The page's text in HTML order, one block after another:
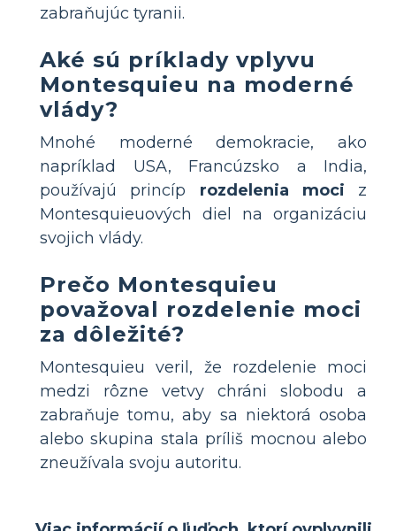
zabraňujúc tyranii.
Aké sú príklady vplyvu
Montesquieu na moderné
vlády?
Mnohé moderné demokracie, ako
napríklad USA, Francúzsko a India,
používajú princíp rozdelenia moci z
Montesquieuových diel na organizáciu
svojich vlády.
Prečo Montesquieu
považoval rozdelenie moci
za dôležité?
Montesquieu veril, že rozdelenie moci
medzi rôzne vetvy chráni slobodu a
zabraňuje tomu, aby sa niektorá osoba
alebo skupina stala príliš mocnou alebo
zneužívala svoju autoritu.